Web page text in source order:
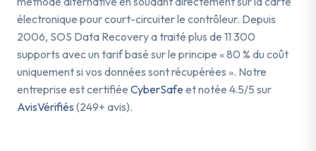
électronique pour court-circuiter le contrôleur. Depuis
2006, SOS Data Recovery a traité plus de 11 300
supports avec un tarif basé sur le principe « 80 % du coût
uniquement si vos données sont récupérées ». Notre
entreprise est certifiée CyberSafe et notée 4.5/5 sur
AvisVérifiés (249+ avis).